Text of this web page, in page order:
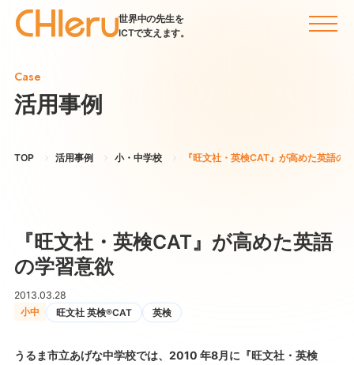
世界中の先生を
ICTで支えます。
Case
活用事例
TOP 活用事例 小・中学校 『旺文社・英検CAT』が高めた英語の
『旺文社・英検CAT』が高めた英語
の学習意欲
2013.03.28
小中
旺文社 英検®CAT 英検
うるま市立あげな中学校では、2010 年8月に『旺文社・英検